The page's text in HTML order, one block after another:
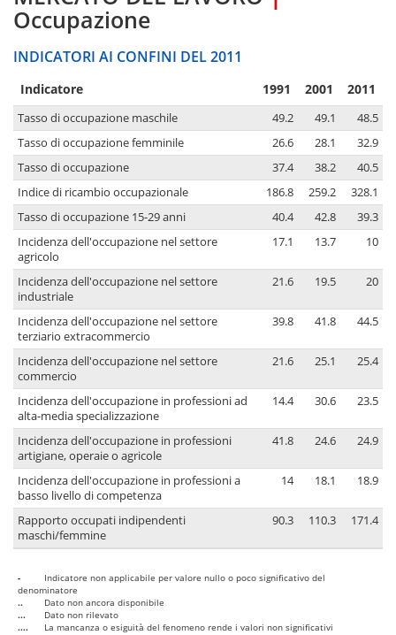
Occupazione
INDICATORI AI CONFINI DEL 2011
Indicatore 1991 2001 2011
Tasso di occupazione maschile 49.2 49.1
48.5
Tasso di occupazione femminile
26.6 28.1
32.9
Tasso di occupazione
37.4 38.2
40.5
Indice di ricambio occupazionale
186.8 259.2
328.1
Tasso di occupazione 15-29 anni
40.4 42.8
39.3
Incidenza dell'occupazione nel settore
agricolo
17.1 13.7 10
Incidenza dell'occupazione nel settore
industriale
21.6 19.5 20
Incidenza dell'occupazione nel settore
terziario extracommercio
39.8 41.8 44.5
Incidenza dell'occupazione nel settore
commercio
21.6 25.1 25.4
Incidenza dell'occupazione in professioni ad
alta-media specializzazione
14.4 30.6 23.5
Incidenza dell'occupazione in professioni
artigiane, operaie o agricole
41.8 24.6 24.9
Incidenza dell'occupazione in professioni a
basso livello di competenza
14 18.1 18.9
Rapporto occupati indipendenti
maschi/femmine
90.3 110.3 171.4
-
Indicatore non applicabile per valore nullo o poco significativo del
denominatore
..
Dato non ancora disponibile
...
Dato non rilevato
....
La mancanza o esiguità del fenomeno rende i valori non significativi